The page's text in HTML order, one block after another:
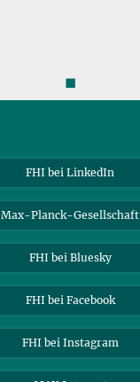
◼
FHI bei LinkedIn
Max-Planck-Gesellschaft
FHI bei Bluesky
FHI bei Facebook
FHI bei Instagram